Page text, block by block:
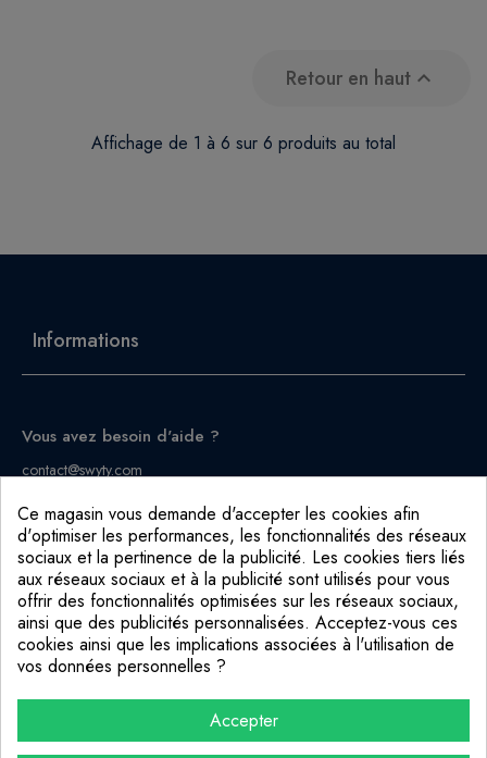
Retour en haut 
Affichage de 1 à 6 sur 6 produits au total
Informations
Vous avez besoin d'aide ?
contact@swyty.com
À propos 
Aide & support 
Services
Ce magasin vous demande d'accepter les cookies afin
d'optimiser les performances, les fonctionnalités des réseaux
sociaux et la pertinence de la publicité. Les cookies tiers liés
aux réseaux sociaux et à la publicité sont utilisés pour vous
offrir des fonctionnalités optimisées sur les réseaux sociaux,
ainsi que des publicités personnalisées. Acceptez-vous ces
cookies ainsi que les implications associées à l'utilisation de
vos données personnelles ?
Accepter